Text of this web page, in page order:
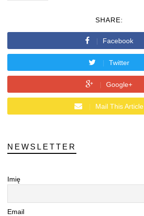
SHARE:
Facebook
Twitter
Google+
Mail This Article
NEWSLETTER
Imię
Email